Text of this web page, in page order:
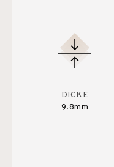
DICKE
9.8mm